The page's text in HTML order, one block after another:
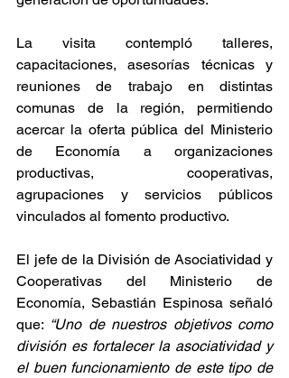
La visita contempló talleres,
capacitaciones, asesorías técnicas y
reuniones de trabajo en distintas
comunas de la región, permitiendo
acercar la oferta pública del Ministerio
de Economía a organizaciones
productivas, cooperativas,
agrupaciones y servicios públicos
vinculados al fomento productivo.
El jefe de la División de Asociatividad y
Cooperativas del Ministerio de
Economía, Sebastián Espinosa señaló
que: “Uno de nuestros objetivos como
división es fortalecer la asociatividad y
el buen funcionamiento de este tipo de